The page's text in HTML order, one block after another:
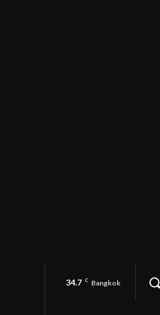
34.7 C Bangkok